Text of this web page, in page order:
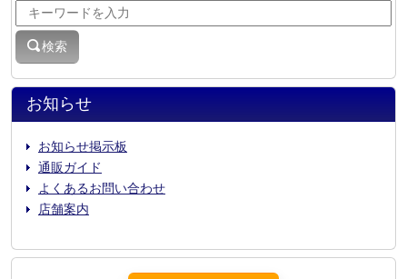
お知らせ
お知らせ掲示板
通販ガイド
よくあるお問い合わせ
店舗案内
検索